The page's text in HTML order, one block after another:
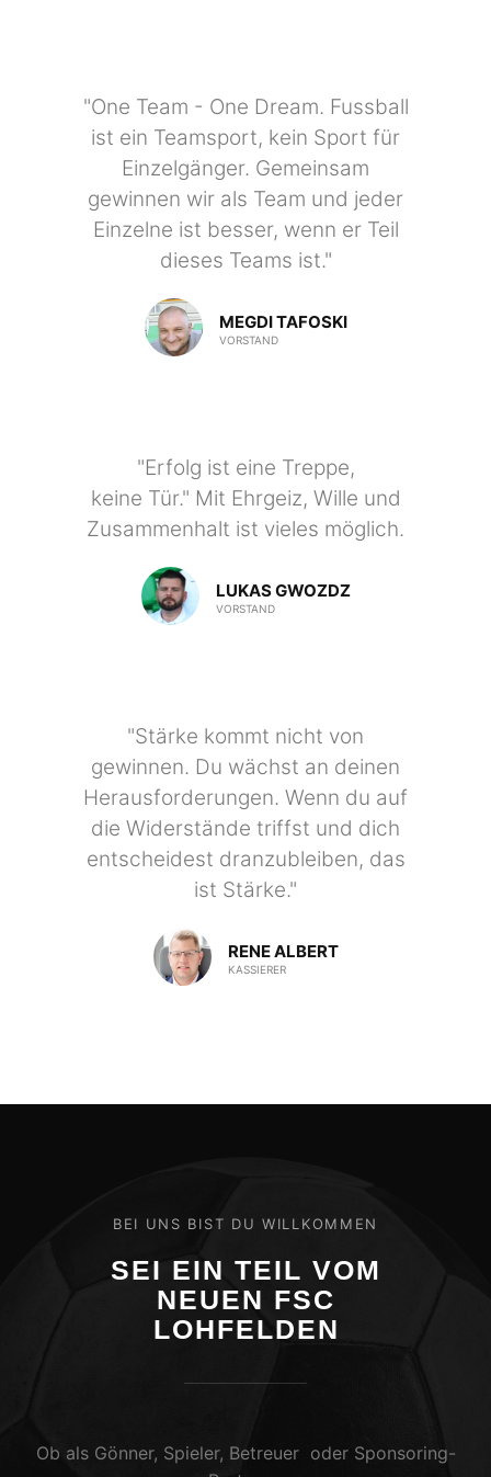
"One Team - One Dream. Fussball
ist ein Teamsport, kein Sport für
Einzelgänger. Gemeinsam
gewinnen wir als Team und jeder
Einzelne ist besser, wenn er Teil
dieses Teams ist."
MEGDI TAFOSKI
VORSTAND
"Erfolg ist eine Treppe,
keine Tür." Mit Ehrgeiz, Wille und
Zusammenhalt ist vieles möglich.
LUKAS GWOZDZ
VORSTAND
"Stärke kommt nicht von
gewinnen. Du wächst an deinen
Herausforderungen. Wenn du auf
die Widerstände triffst und dich
entscheidest dranzubleiben, das
ist Stärke."
RENE ALBERT
KASSIERER
BEI UNS BIST DU WILLKOMMEN
SEI EIN TEIL VOM
NEUEN FSC
LOHFELDEN
Ob als Gönner, Spieler, Betreuer oder Sponsoring-